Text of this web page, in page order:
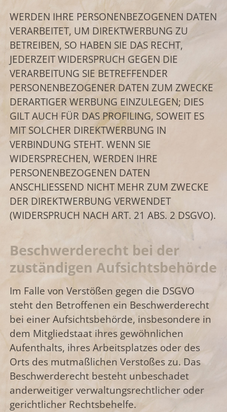
WERDEN IHRE PERSONENBEZOGENEN DATEN
VERARBEITET, UM DIREKTWERBUNG ZU
BETREIBEN, SO HABEN SIE DAS RECHT,
JEDERZEIT WIDERSPRUCH GEGEN DIE
VERARBEITUNG SIE BETREFFENDER
PERSONENBEZOGENER DATEN ZUM ZWECKE
DERARTIGER WERBUNG EINZULEGEN; DIES
GILT AUCH FÜR DAS PROFILING, SOWEIT ES
MIT SOLCHER DIREKTWERBUNG IN
VERBINDUNG STEHT. WENN SIE
WIDERSPRECHEN, WERDEN IHRE
PERSONENBEZOGENEN DATEN
ANSCHLIESSEND NICHT MEHR ZUM ZWECKE
DER DIREKTWERBUNG VERWENDET
(WIDERSPRUCH NACH ART. 21 ABS. 2 DSGVO).
Beschwerde­recht bei der
zuständigen Aufsichts­behörde
Im Falle von Verstößen gegen die DSGVO
steht den Betroffenen ein Beschwerderecht
bei einer Aufsichtsbehörde, insbesondere in
dem Mitgliedstaat ihres gewöhnlichen
Aufenthalts, ihres Arbeitsplatzes oder des
Orts des mutmaßlichen Verstoßes zu. Das
Beschwerderecht besteht unbeschadet
anderweitiger verwaltungsrechtlicher oder
gerichtlicher Rechtsbehelfe.